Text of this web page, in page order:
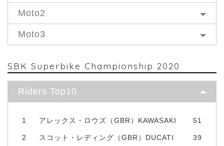
Moto2
Moto3
SBK Superbike Championship 2020
Riders Top10
1 アレックス・ロウズ（GBR）KAWASAKI 51
2 スコット・レディング（GBR）DUCATI 39